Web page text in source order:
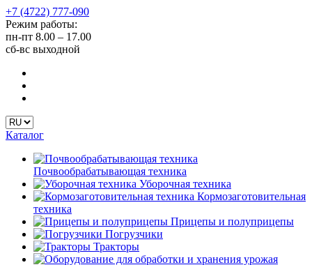
+7 (4722) 777-090
Режим работы:
пн-пт 8.00 – 17.00
сб-вс выходной
Каталог
Почвообрабатывающая техника
Уборочная техника
Кормозаготовительная
техника
Прицепы и полуприцепы
Погрузчики
Тракторы